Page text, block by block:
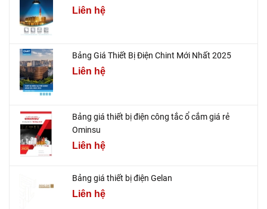
Liên hệ
Bảng Giá Thiết Bị Điện Chint Mới Nhất 2025
Liên hệ
Bảng giá thiết bị điện công tắc ổ cắm giá rẻ
Ominsu
Liên hệ
Bảng giá thiết bị điện Gelan
Liên hệ